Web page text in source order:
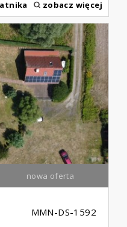
zobacz więcej
nowa oferta
MMN-DS-1592